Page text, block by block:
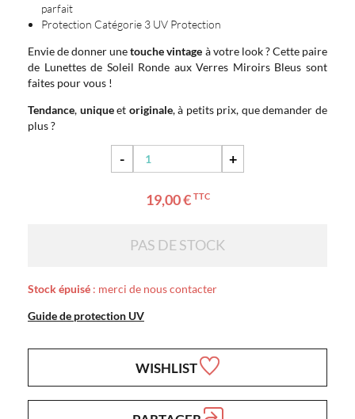
parfait
Protection Catégorie 3 UV Protection
Envie de donner unetouche vintage à votre look ? Cette paire
de Lunettes de Soleil Ronde aux Verres Miroirs Bleus sont
faites pour vous !
Tendance, uniqueet originale, à petits prix, que demander de
plus ?
- +
19,00 € TTC
PAS DE STOCK
Stock épuisé : merci de nous contacter
Guide de protection UV
WISHLIST